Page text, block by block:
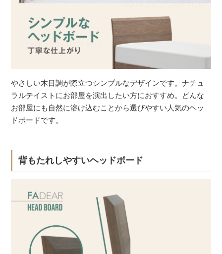
やさしい木目調が際立つシンプルなデザインです。ナチュ
ラルテイストにお部屋を演出したい方におすすめ。どんな
お部屋にも自然に溶け込むことから選びやすい人気のヘッ
ドボードです。
背もたれしやすいヘッドボード